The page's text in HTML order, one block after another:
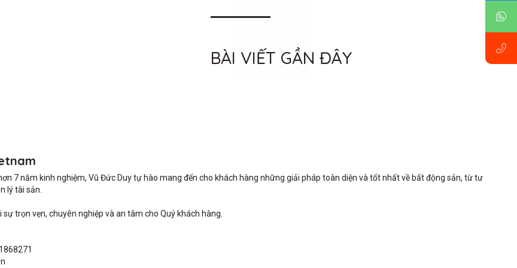
BÀI VIẾT GẦN ĐÂY
7 năm kinh nghiệm, Vũ Đức Duy tự hào mang đến cho khách hàng những giải pháp toàn diện và tốt nhất về bất động sản, từ tư
lý tài sản.
trọn vẹn, chuyên nghiệp và an tâm cho Quý khách hàng.